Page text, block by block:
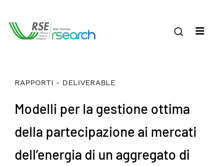
RAPPORTI - DELIVERABLE
Modelli per la gestione ottima
della partecipazione ai mercati
dell’energia di un aggregato di